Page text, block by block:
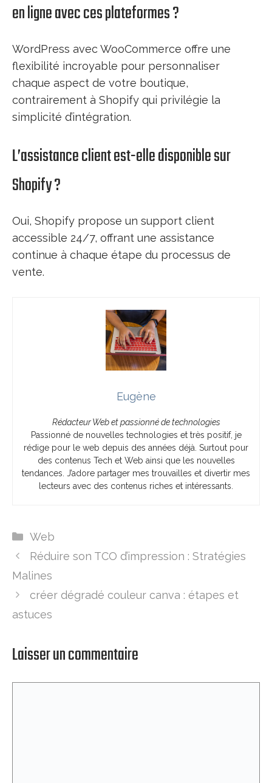
en ligne avec ces plateformes ?
WordPress avec WooCommerce offre une
flexibilité incroyable pour personnaliser
chaque aspect de votre boutique,
contrairement à Shopify qui privilégie la
simplicité d’intégration.
L’assistance client est-elle disponible sur
Shopify ?
Oui, Shopify propose un support client
accessible 24/7, offrant une assistance
continue à chaque étape du processus de
vente.
Eugène
Rédacteur Web et passionné de technologies
Passionné de nouvelles technologies et très positif, je
rédige pour le web depuis des années déjà. Surtout pour
des contenus Tech et Web ainsi que les nouvelles
tendances. J’adore partager mes trouvailles et divertir mes
lecteurs avec des contenus riches et intéressants.
Catégories
Web
Réduire son TCO d’impression : Stratégies
Malines
créer dégradé couleur canva : étapes et
astuces
Laisser un commentaire